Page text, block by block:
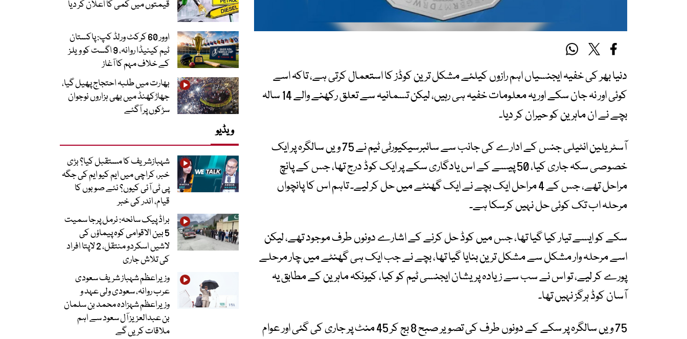
دنیا بھر کی خفیہ ایجنسیاں اہم رازوں کیلئے مشکل ترین کوڈز کا استعمال کرتی ہے، تاکہ اسے
کوئی اور نہ جان سکے اور یہ معلومات خفیہ ہی رہیں، لیکن تسمانیہ سے تعلق رکھنے والے 14 سالہ
بچے نے ان ماہرین کو حیران کر دیا۔
آسٹریلین انٹیلی جنس کے ادارے کی جانب سے سائبرسیکیورٹی ٹیم نے 75 ویں سالگرہ پر ایک
خصوصی سکہ جاری کیا، 50 پیسے کے اس یادگاری سکے پر ایک کوڈ درج تھا، جس کے پانچ
مراحل تھے، جس کے 4 مراحل ایک بچے نے ایک گھنٹے میں حل کر لیے۔ تاہم اس کا پانچواں
مرحلہ اب تک کوئی حل نہیں کرسکا ہے۔
سکے کو ایسے تیار کیا گیا تھا، جس میں کوڈ حل کرنے کے اشارے دونوں طرف موجود تھے، لیکن
اسے مرحلہ وار مشکل سے مشکل ترین بنایا گیا تھا، بچے نے جب ایک ہی گھنٹے میں چار مرحلے
پورے کر لیے، تو اس نے سب سے زیادہ پریشان ایجنسی ٹیم کو کیا، کیونکہ ماہرین کے مطابق یہ
آسان کوڈ ہرگز نہیں تھا۔
75 ویں سالگرہ پر سکے کے دونوں طرف کی تصویر صبح 8 بج کر 45 منٹ پر جاری کی گئی اور عوام
قیمتوں میں کمی کا اعلان کر دیا
اوور 60 کرکٹ ورلڈ کپ: پاکستان
ٹیم کینیڈا روانہ، 9 اگست کو ویلز
کے خلاف مہم کا آغاز
بھارت میں طلبہ احتجاج پھیل گیا،
جھاڑکھنڈ میں بھی ہزاروں نوجوان
سڑکوں پر آگئے
ویڈیو
شہبازشریف کا مستقبل کیا؟ بڑی
خبر، کراچی میں ایم کیو ایم کی جگہ
پی ٹی آئی کیوں؟ نئے صوبوں کا
قیام، اندر کی خبر
براڈ پیک سانحہ: نرمل پرجا سمیت
5 بین الاقوامی کوہ پیماؤں کی
لاشیں اسکردو منتقل، 2 لاپتا افراد
کی تلاش جاری
وزیراعظم شہباز شریف سعودی
عرب روانہ، سعودی ولی عہد و
وزیراعظم شہزادہ محمد بن سلمان
بن عبدالعزیز آل سعود سے اہم
ملاقات کریں گے